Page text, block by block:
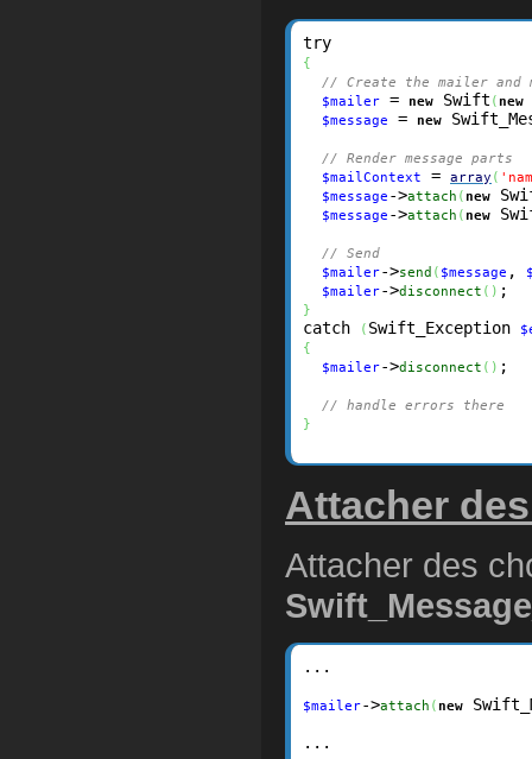
{
// Create the mailer and
$mailer
= new Swift ( new
$message = new
// Render message parts
$mailContext
= array (
$message ->attach ( new
$message ->attach ( new
// Send
$mailer->send ( $message ,
$mailer->disconnect ( )
}
catch ( Swift_Exception
{
$mailer->disconnect ( ) ;
// handle errors there
}
Attacher
Attacher des
...
$mailer->attach ( new
...